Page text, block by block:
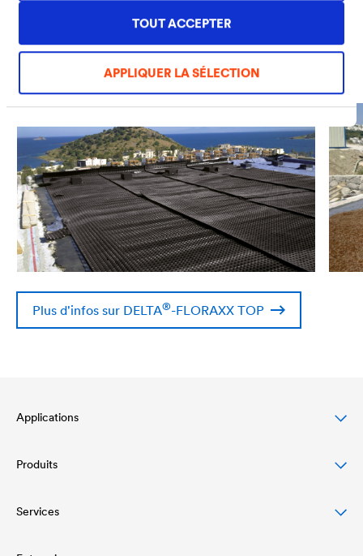
TOUT ACCEPTER
APPLIQUER LA SÉLECTION
sur les toitures-terrasses végétalisées des villas comme
Plus d'infos sur DELTA®-FLORAXX TOP
Applications
Protection des toitures en pente
Protection et conception des façades
Produits
Écrans de sous-toiture
Services